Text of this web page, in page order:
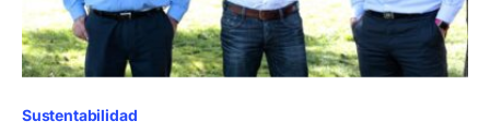
Sustentabilidad